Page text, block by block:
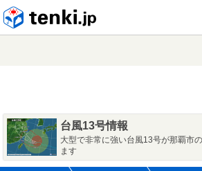
台風13号情報
大型で非常に強い台風13号が那覇市
ます